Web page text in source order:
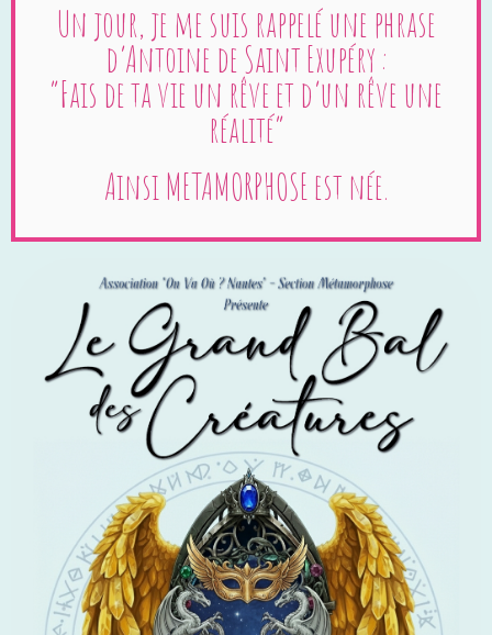
Un jour, je me suis rappelé une phrase
d’Antoine de Saint Exupéry :
“Fais de ta vie un rêve et d’un rêve une
réalité”
Ainsi METAMORPHOSE est née.